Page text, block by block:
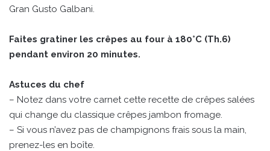
Gran Gusto Galbani.
Faites gratiner les crêpes au four à 180°C (Th.6)
pendant environ 20 minutes.
Astuces du chef
– Notez dans votre carnet cette recette de crêpes salées
qui change du classique crêpes jambon fromage.
– Si vous n’avez pas de champignons frais sous la main,
prenez-les en boîte.